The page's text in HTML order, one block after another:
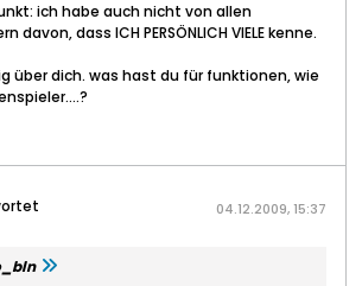
ich habe auch nicht von allen
davon, dass ICH PERSÖNLICH VIELE kenne.
über dich. was hast du für funktionen, wie
04.12.2009, 15:37